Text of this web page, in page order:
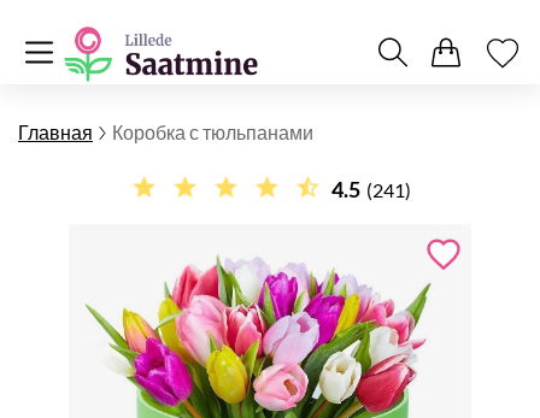
Главная Коробка с тюльпанами
4.5 (241)